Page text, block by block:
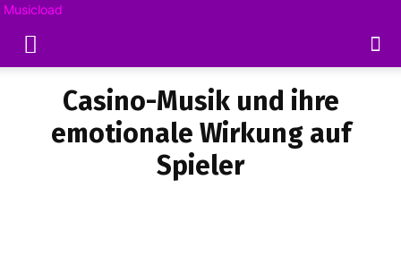
Musicload
Casino-Musik und ihre
emotionale Wirkung auf
Spieler